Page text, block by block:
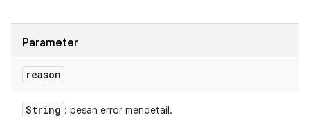
Parameter
reason
String : pesan error mendetail.